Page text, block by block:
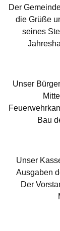
Der
die Grüße
seines
Unser
Bau
Unser
Ausgaben
Der